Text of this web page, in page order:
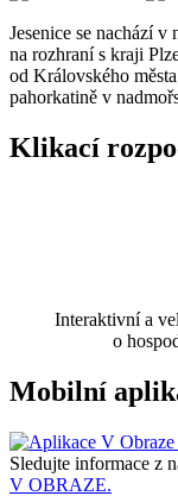
Jesenice se nachází v
na rozhraní s kraji
od Královského
pahorkatině v
Klikací
Interaktivní a
o
Mobilní
Sledujte informace z
V OBRAZE.